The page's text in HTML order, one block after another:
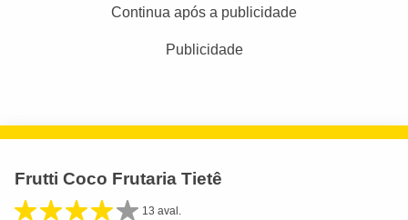
Continua após a publicidade
Publicidade
Frutti Coco Frutaria Tietê
13 aval.